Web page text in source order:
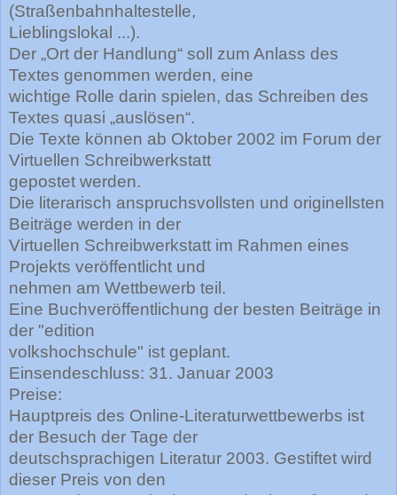
(Straßenbahnhaltestelle,
Lieblingslokal ...).
Der „Ort der Handlung“ soll zum Anlass des
Textes genommen werden, eine
wichtige Rolle darin spielen, das Schreiben des
Textes quasi „auslösen“.
Die Texte können ab Oktober 2002 im Forum der
Virtuellen Schreibwerkstatt
gepostet werden.
Die literarisch anspruchsvollsten und originellsten
Beiträge werden in der
Virtuellen Schreibwerkstatt im Rahmen eines
Projekts veröffentlicht und
nehmen am Wettbewerb teil.
Eine Buchveröffentlichung der besten Beiträge in
der "edition
volkshochschule" ist geplant.
Einsendeschluss: 31. Januar 2003
Preise:
Hauptpreis des Online-Literaturwettbewerbs ist
der Besuch der Tage der
deutschsprachigen Literatur 2003. Gestiftet wird
dieser Preis von den